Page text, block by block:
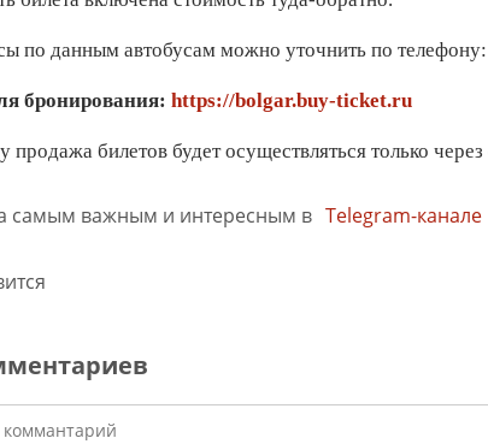
по данным автобусам можно уточнить по телефону:
бронирования: https://bolgar.buy-ticket.ru
продажа билетов будет осуществляться только
самым важным и интересным в Telegram-канале